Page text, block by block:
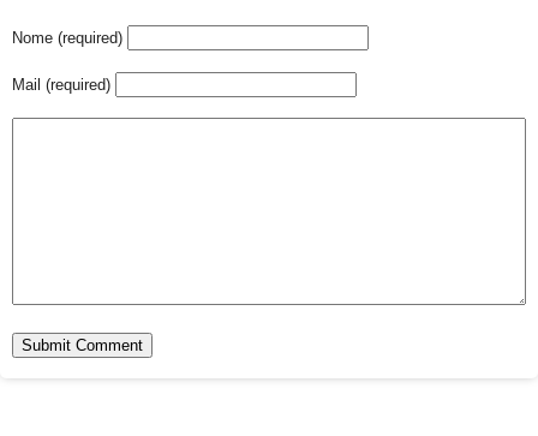
Nome (required)
Mail (required)